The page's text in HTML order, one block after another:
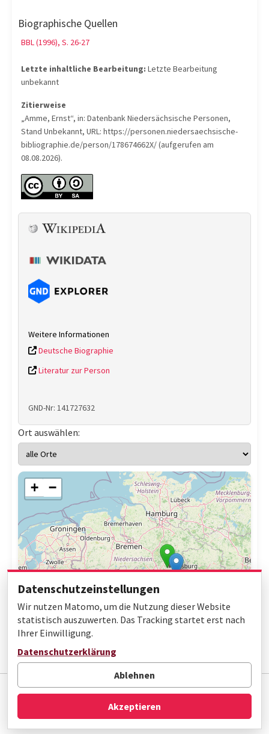
Biographische Quellen
BBL (1996), S. 26-27
Letzte inhaltliche Bearbeitung: Letzte Bearbeitung
unbekannt
Zitierweise
„Amme, Ernst“, in: Datenbank Niedersächsische Personen,
Stand Unbekannt, URL: https://personen.niedersaechsische-
bibliographie.de/person/178674662X/ (aufgerufen am
08.08.2026).
Weitere Informationen
Deutsche Biographie
Literatur zur Person
GND-Nr: 141727632
Ort auswählen:
+ −
Impressum Datenschutz
Barrierefreiheit
© Gottfried Wilhelm Leibniz Bibliothek
Datenschutzeinstellungen
Wir nutzen Matomo, um die Nutzung dieser Website
statistisch auszuwerten. Das Tracking startet erst nach
Ihrer Einwilligung.
Datenschutzerklärung
Ablehnen
Akzeptieren